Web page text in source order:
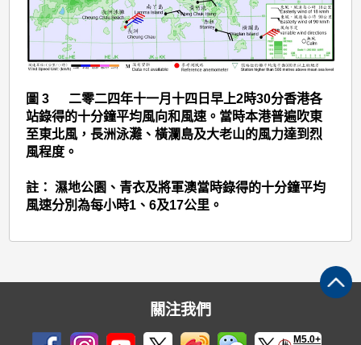
圖 3 二零二四年十一月十四日早上2時30分香港各
站錄得的十分鐘平均風向和風速。當時本港普遍吹東
至東北風，長洲泳灘、橫瀾島及大老山的風力達到烈
風程度。
註： 濕地公園、青衣及將軍澳當時錄得的十分鐘平均
風速分別為每小時1、6及17公里。
關注我們
M5.0+